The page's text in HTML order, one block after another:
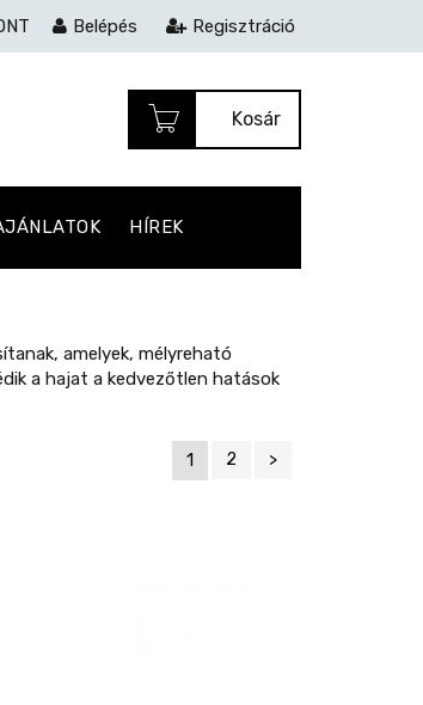
Belépés Regisztráció
Kosár
HÍREK
amelyek, mélyreható
a hajat a kedvezőtlen hatások
1